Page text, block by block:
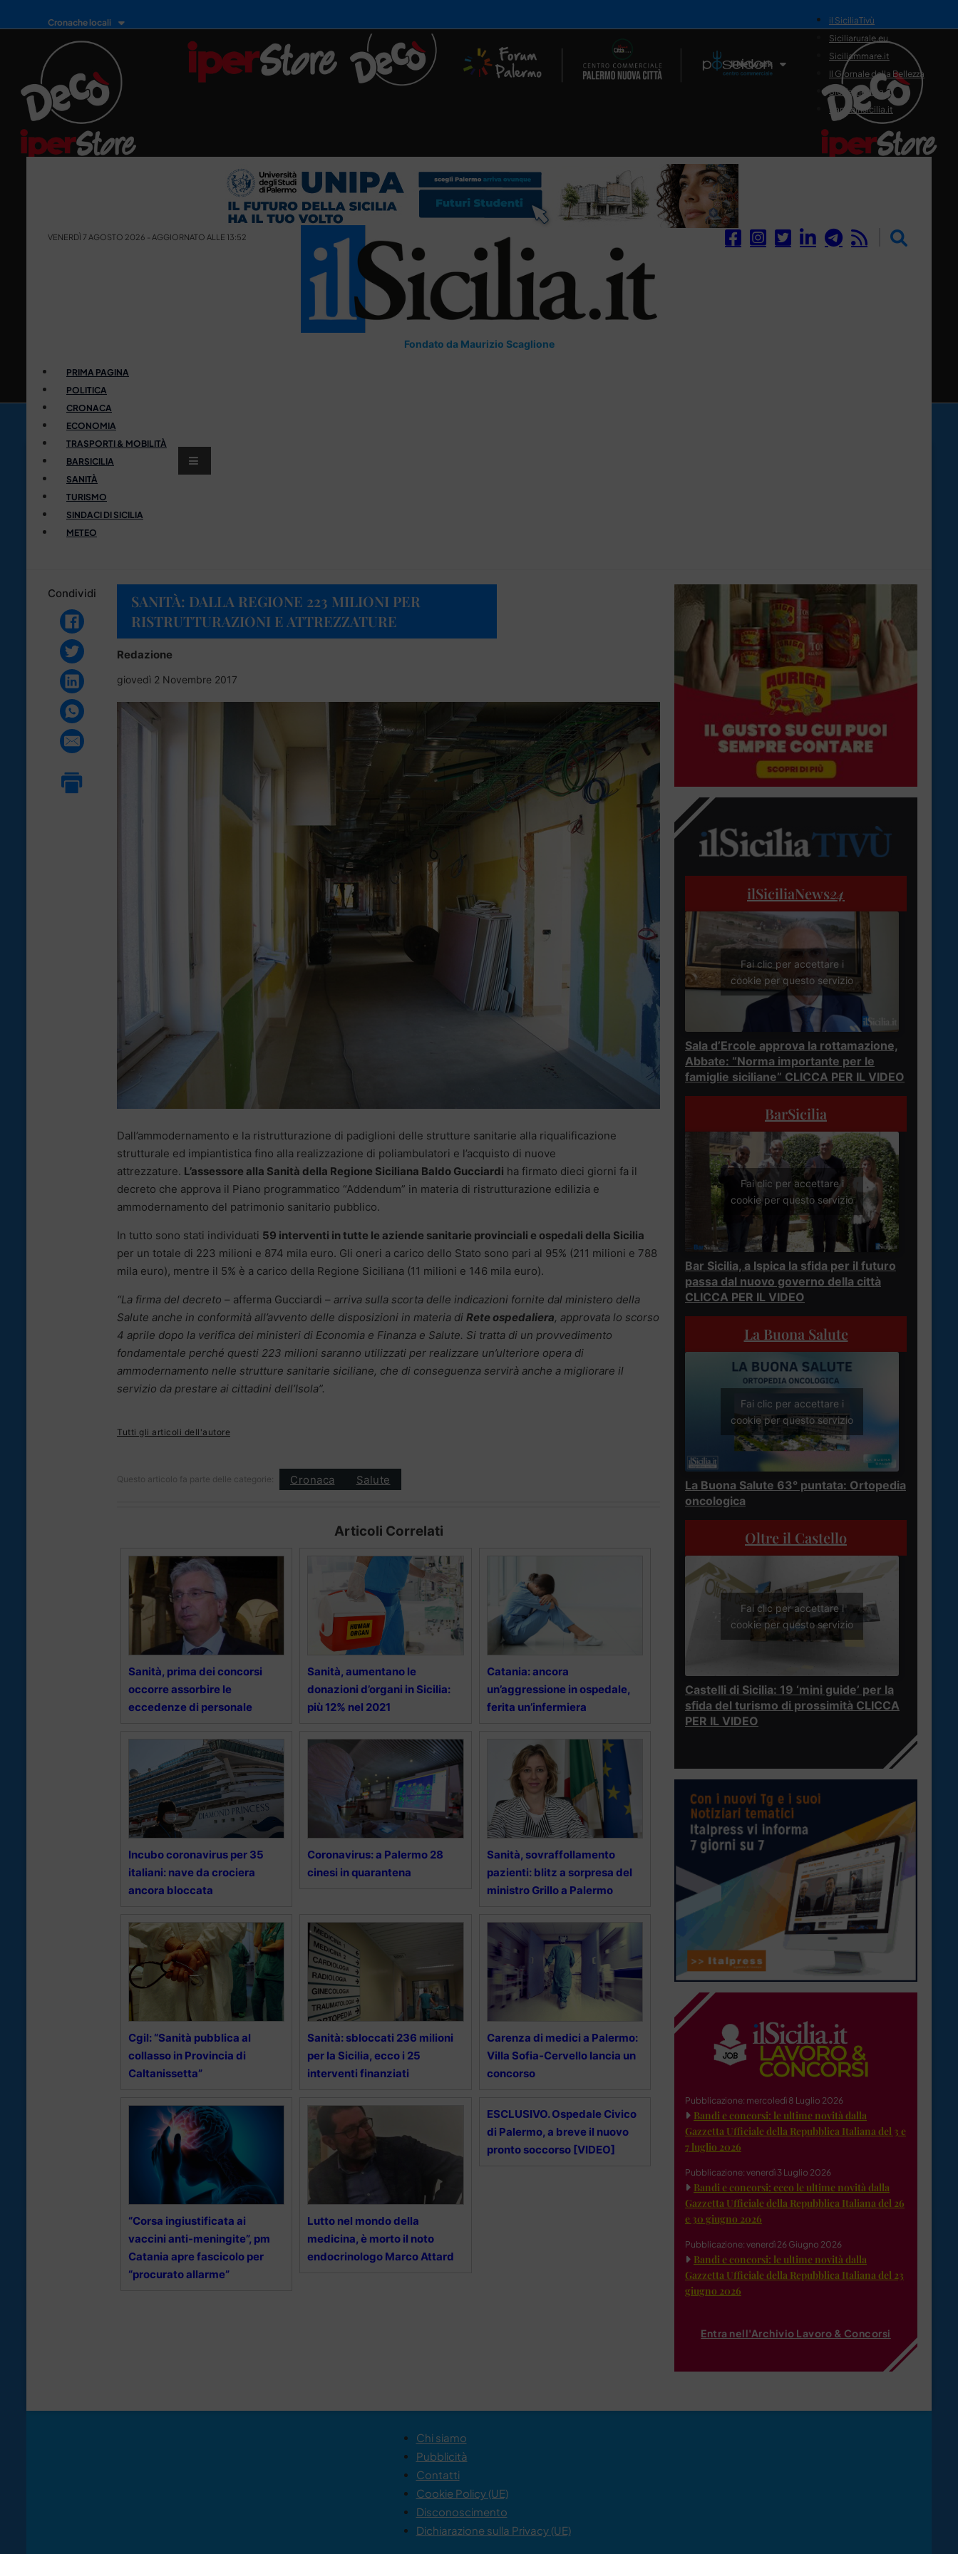
Cronache locali
Il Network
il SiciliaTivù
Siciliarurale.eu
Siciliammare.it
Il Giornale della Bellezza
Siciliamedica.it
Sanitainsicilia.it
VENERDÌ 7 AGOSTO 2026 - AGGIORNATO ALLE 13:52
Fondato da Maurizio Scaglione
PRIMA PAGINA
POLITICA
CRONACA
ECONOMIA
TRASPORTI & MOBILITÀ
BARSICILIA
SANITÀ
TURISMO
SINDACI DI SICILIA
METEO
Condividi
SANITÀ: DALLA REGIONE 223 MILIONI PER
RISTRUTTURAZIONI E ATTREZZATURE
Redazione
giovedì 2 Novembre 2017
Dall’ammodernamento e la ristrutturazione di padiglioni delle strutture sanitarie alla riqualificazione
strutturale ed impiantistica fino alla realizzazione di poliambulatori e l’acquisto di nuove
attrezzature. L’assessore alla Sanità della Regione Siciliana Baldo Gucciardi ha firmato dieci giorni fa il
decreto che approva il Piano programmatico “Addendum” in materia di ristrutturazione edilizia e
ammodernamento del patrimonio sanitario pubblico.
In tutto sono stati individuati 59 interventi in tutte le aziende sanitarie provinciali e ospedali della Sicilia
per un totale di 223 milioni e 874 mila euro. Gli oneri a carico dello Stato sono pari al 95% (211 milioni e 788
mila euro), mentre il 5% è a carico della Regione Siciliana (11 milioni e 146 mila euro).
“La firma del decreto – afferma Gucciardi – arriva sulla scorta delle indicazioni fornite dal ministero della
Salute anche in conformità all’avvento delle disposizioni in materia di Rete ospedaliera, approvata lo scorso
4 aprile dopo la verifica dei ministeri di Economia e Finanza e Salute. Si tratta di un provvedimento
fondamentale perché questi 223 milioni saranno utilizzati per realizzare un’ulteriore opera di
ammodernamento nelle strutture sanitarie siciliane, che di conseguenza servirà anche a migliorare il
servizio da prestare ai cittadini dell’Isola”.
Tutti gli articoli dell'autore
Questo articolo fa parte delle categorie: Cronaca Salute
Articoli Correlati
Sanità, prima dei concorsi
occorre assorbire le
eccedenze di personale
Sanità, aumentano le
donazioni d’organi in Sicilia:
più 12% nel 2021
Catania: ancora
un’aggressione in ospedale,
ferita un’infermiera
Incubo coronavirus per 35
italiani: nave da crociera
ancora bloccata
Coronavirus: a Palermo 28
cinesi in quarantena
Sanità, sovraffollamento
pazienti: blitz a sorpresa del
ministro Grillo a Palermo
Cgil: “Sanità pubblica al
collasso in Provincia di
Caltanissetta”
Sanità: sbloccati 236 milioni
per la Sicilia, ecco i 25
interventi finanziati
Carenza di medici a Palermo:
Villa Sofia-Cervello lancia un
concorso
“Corsa ingiustificata ai
vaccini anti-meningite”, pm
Catania apre fascicolo per
“procurato allarme”
Lutto nel mondo della
medicina, è morto il noto
endocrinologo Marco Attard
ESCLUSIVO. Ospedale Civico
di Palermo, a breve il nuovo
pronto soccorso [VIDEO]
ilSiciliaNews24
Fai clic per accettare i
cookie per questo servizio
Sala d’Ercole approva la rottamazione,
Abbate: “Norma importante per le
famiglie siciliane” CLICCA PER IL VIDEO
BarSicilia
Fai clic per accettare i
cookie per questo servizio
Bar Sicilia, a Ispica la sfida per il futuro
passa dal nuovo governo della città
CLICCA PER IL VIDEO
La Buona Salute
Fai clic per accettare i
cookie per questo servizio
La Buona Salute 63° puntata: Ortopedia
oncologica
Oltre il Castello
Fai clic per accettare i
cookie per questo servizio
Castelli di Sicilia: 19 ‘mini guide’ per la
sfida del turismo di prossimità CLICCA
PER IL VIDEO
Pubblicazione: mercoledì 8 Luglio 2026
Bandi e concorsi: le ultime novità dalla
Gazzetta Ufficiale della Repubblica Italiana del 3 e
7 luglio 2026
Pubblicazione: venerdì 3 Luglio 2026
Bandi e concorsi: ecco le ultime novità dalla
Gazzetta Ufficiale della Repubblica Italiana del 26
e 30 giugno 2026
Pubblicazione: venerdì 26 Giugno 2026
Bandi e concorsi: le ultime novità dalla
Gazzetta Ufficiale della Repubblica Italiana del 23
giugno 2026
Entra nell'Archivio Lavoro & Concorsi
Chi siamo
Pubblicità
Contatti
Cookie Policy (UE)
Disconoscimento
Dichiarazione sulla Privacy (UE)